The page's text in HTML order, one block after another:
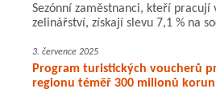
Sezónní zaměstnanci, kteří pracují
zelinářství, získají slevu 7,1 % na
3. července 2025
Program turistických voucherů
regionu téměř 300 milionů korun